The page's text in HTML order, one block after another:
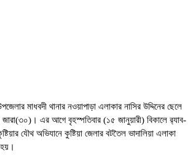
মাধবদী থানার নওয়াপাড়া এলাকার নাসির উদ্দিনের ছেলে
জারা(৩০)। এর আগে বৃহস্পতিবার (১৫ জানুয়ারী) বিকালে র‍্যাব-
যৌথ অভিযানে কুষ্টিয়া জেলার বটতৈল ভাদালিয়া এলাকা